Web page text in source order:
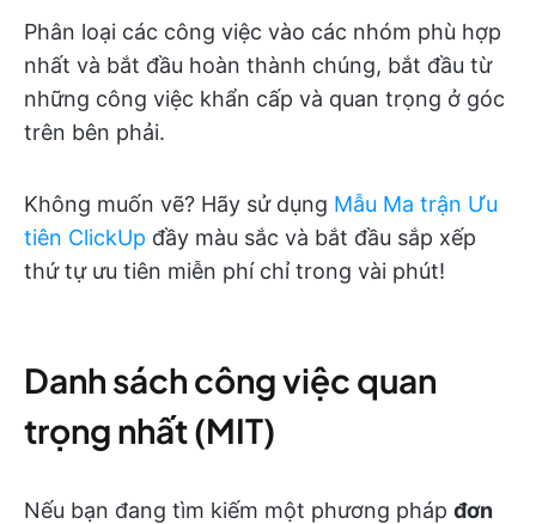
Phân loại các công việc vào các nhóm phù hợp
nhất và bắt đầu hoàn thành chúng, bắt đầu từ
những công việc khẩn cấp và quan trọng ở góc
trên bên phải.
Không muốn vẽ? Hãy sử dụng Mẫu Ma trận Ưu
tiên ClickUp đầy màu sắc và bắt đầu sắp xếp
thứ tự ưu tiên miễn phí chỉ trong vài phút!
Danh sách công việc quan
trọng nhất (MIT)
Nếu bạn đang tìm kiếm một phương pháp đơn